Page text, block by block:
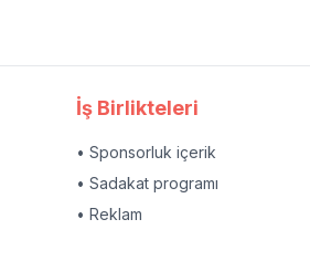
İş Birlikteleri
• Sponsorluk içerik
• Sadakat programı
• Reklam